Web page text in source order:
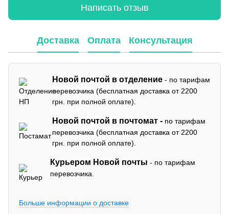
Написать отзыв
Доставка Оплата Консультация
Новой почтой в отделение - по тарифам
перевозчика (бесплатная доставка от 2200
грн. при полной оплате).
Новой почтой в почтомат - по тарифам
перевозчика (бесплатная доставка от 2200
грн. при полной оплате).
Курьером Новой почты - по тарифам
перевозчика.
Больше информации о доставке